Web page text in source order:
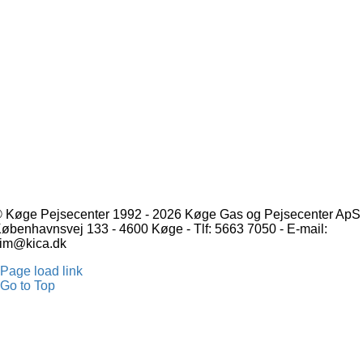
Køge Pejsecenter 1992 - 2026 Køge Gas og Pejsecenter ApS
133 - 4600 Køge - Tlf: 5663 7050 - E-mail:
Page load link
Go to Top